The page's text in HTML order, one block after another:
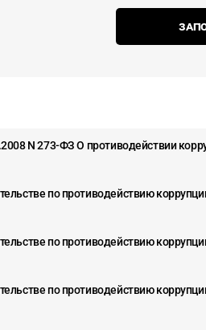
N 273-ФЗ О противодействии
по противодействию
по противодействию
по противодействию